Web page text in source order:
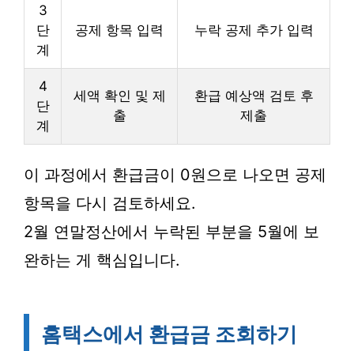
3
단
계
공제 항목 입력 누락 공제 추가 입력
4
단
계
세액 확인 및 제
출
환급 예상액 검토 후
제출
이 과정에서 환급금이 0원으로 나오면 공제
항목을 다시 검토하세요.
2월 연말정산에서 누락된 부분을 5월에 보
완하는 게 핵심입니다.
홈택스에서 환급금 조회하기